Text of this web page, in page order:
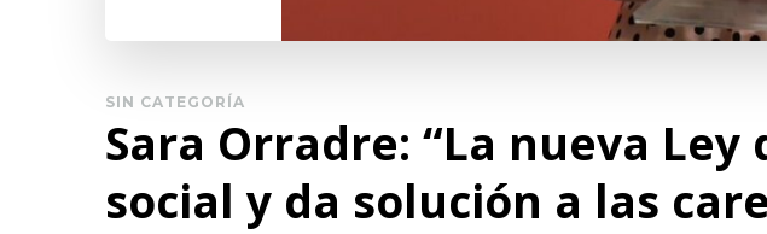
SIN CATEGORÍA
Sara Orradre: “La nueva
social y da solución a las